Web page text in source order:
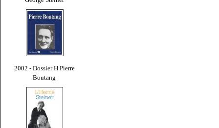
2002 - Dossier H Pierre
Boutang